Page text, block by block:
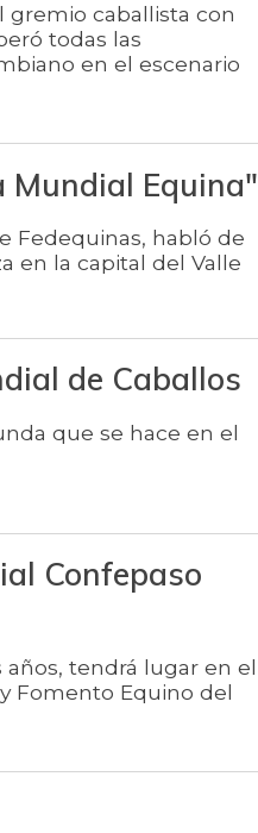
gremio caballista con
todas las
en el escenario
Mundial Equina"
Fedequinas, habló de
en la capital del Valle
de Caballos
que se hace en el
Confepaso
años, tendrá lugar en el
Fomento Equino del